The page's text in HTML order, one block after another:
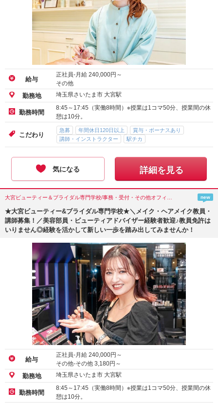
給与
正社員-月給 240,000円～
その他
勤務地 埼玉県さいたま市 大宮駅
勤務時間
8:45～17:45（実働8時間）※授業は1コマ50分、授業間の休
憩は10分。
こだわり
急募 年間休日120日以上
賞与・ボーナスあり
講師・インストラクター
駅チカ
気になる 詳細を見る
new
★大宮ビューティー&ブライダル専門学校★＼メイク・ヘアメイク教員・
講師募集！／美容部員・ビューティアドバイザー経験者歓迎♪教員免許は
いりません◎経験を活かして新しい一歩を踏み出してみませんか！
給与
正社員-月給 240,000円～
その他-その他 3,180円～
勤務地 埼玉県さいたま市 大宮駅
勤務時間
8:45～17:45（実働8時間）※授業は1コマ50分、授業間の休
憩は10分。